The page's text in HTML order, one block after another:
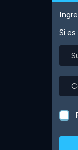
Si
inicio
o